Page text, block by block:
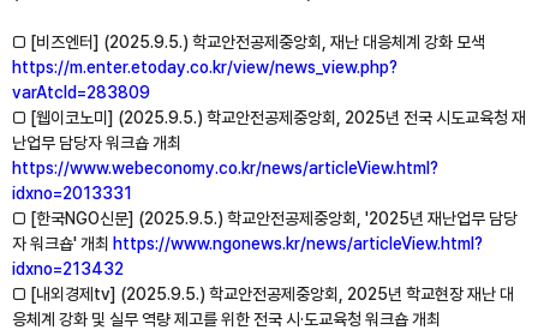
□ [비즈엔터] (2025.9.5.) 학교안전공제중앙회, 재난 대응체계 강화 모색
https://m.enter.etoday.co.kr/view/news_view.php?
varAtcId=283809
□ [웹이코노미] (2025.9.5.) 학교안전공제중앙회, 2025년 전국 시도교육청 재
난업무 담당자 워크숍 개최
https://www.webeconomy.co.kr/news/articleView.html?
idxno=2013331
□ [한국NGO신문] (2025.9.5.) 학교안전공제중앙회, '2025년 재난업무 담당
자 워크숍' 개최 https://www.ngonews.kr/news/articleView.html?
idxno=213432
□ [내외경제tv] (2025.9.5.) 학교안전공제중앙회, 2025년 학교현장 재난 대
응체계 강화 및 실무 역량 제고를 위한 전국 시·도교육청 워크숍 개최